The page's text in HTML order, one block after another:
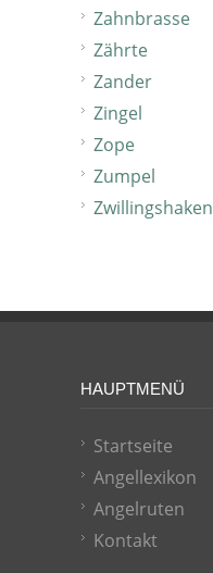
Zahnbrasse
Zährte
Zander
Zingel
Zope
Zumpel
Zwillingshaken
HAUPTMENÜ
Startseite
Angellexikon
Angelruten
Kontakt